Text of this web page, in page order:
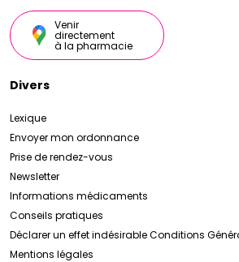
Venir
directement
à la pharmacie
Divers
Lexique
Envoyer mon ordonnance
Prise de rendez-vous
Newsletter
Informations médicaments
Conseils pratiques
Déclarer un effet indésirableConditions
Mentions légales